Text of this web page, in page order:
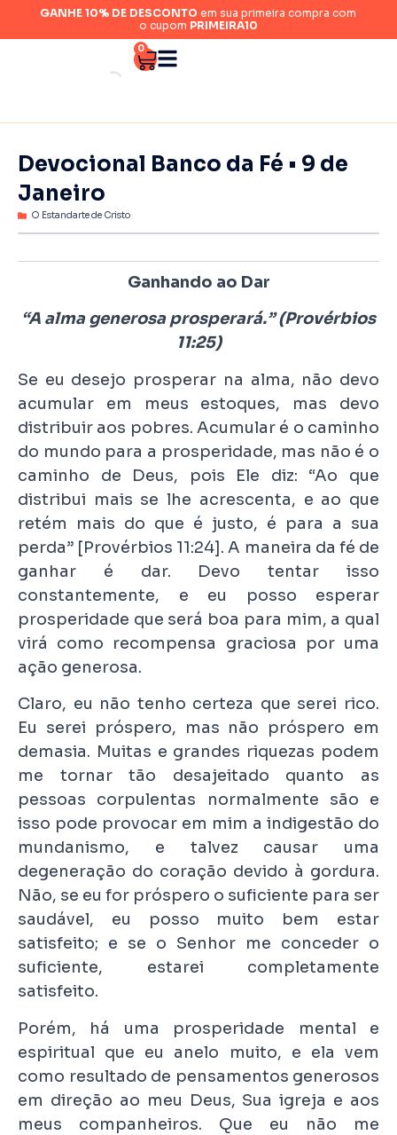
GANHE 10% DE DESCONTO em sua primeira compra com
o cupom PRIMEIRA10
0
Devocional Banco da Fé • 9 de
Janeiro
O Estandarte de Cristo
Ganhando ao Dar
“A alma generosa prosperará.” (Provérbios
11:25)
Se eu desejo prosperar na alma, não devo
acumular em meus estoques, mas devo
distribuir aos pobres. Acumular é o caminho
do mundo para a prosperidade, mas não é o
caminho de Deus, pois Ele diz: “Ao que
distribui mais se lhe acrescenta, e ao que
retém mais do que é justo, é para a sua
perda” [Provérbios 11:24]. A maneira da fé de
ganhar é dar. Devo tentar isso
constantemente, e eu posso esperar
prosperidade que será boa para mim, a qual
virá como recompensa graciosa por uma
ação generosa.
Claro, eu não tenho certeza que serei rico.
Eu serei próspero, mas não próspero em
demasia. Muitas e grandes riquezas podem
me tornar tão desajeitado quanto as
pessoas corpulentas normalmente são e
isso pode provocar em mim a indigestão do
mundanismo, e talvez causar uma
degeneração do coração devido à gordura.
Não, se eu for próspero o suficiente para ser
saudável, eu posso muito bem estar
satisfeito; e se o Senhor me conceder o
suficiente, estarei completamente
satisfeito.
Porém, há uma prosperidade mental e
espiritual que eu anelo muito, e ela vem
como resultado de pensamentos generosos
em direção ao meu Deus, Sua igreja e aos
meus companheiros. Que eu não me